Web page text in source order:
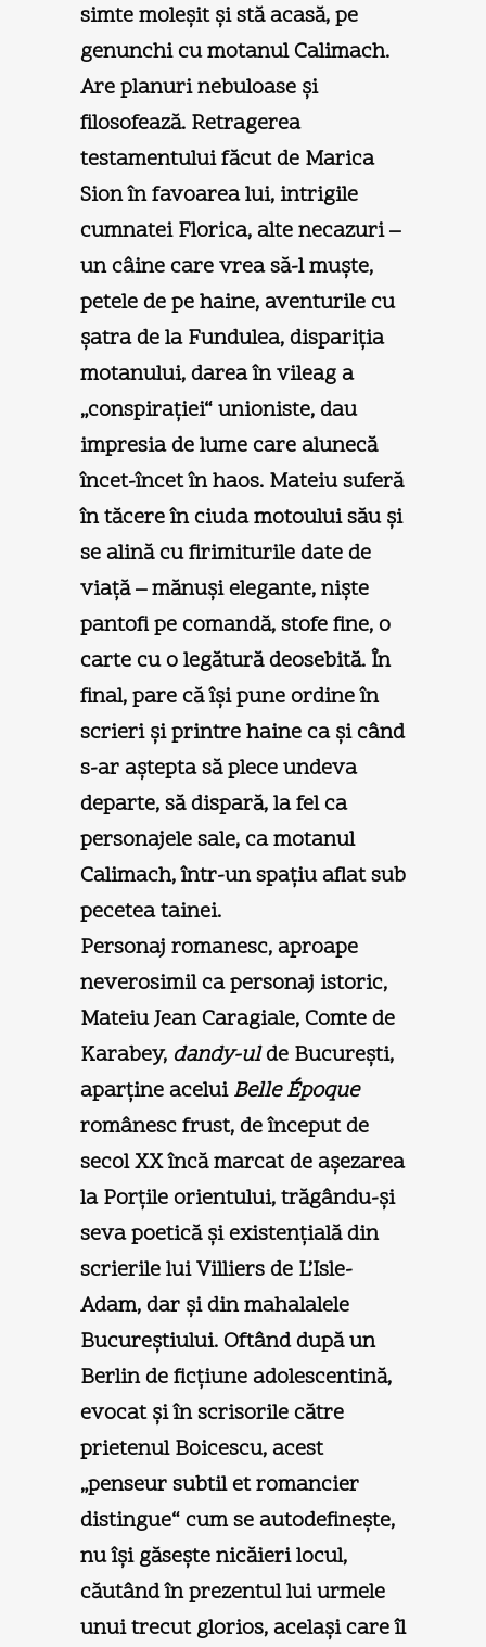
simte moleşit şi stă acasă, pe
genunchi cu motanul Calimach.
Are planuri nebuloase şi
filosofează. Retragerea
testamentului făcut de Marica
Sion în favoarea lui, intrigile
cumnatei Florica, alte necazuri –
un câine care vrea să-l muşte,
petele de pe haine, aventurile cu
şatra de la Fundulea, dispariţia
motanului, darea în vileag a
„conspiraţiei“ unioniste, dau
impresia de lume care alunecă
încet-încet în haos. Mateiu suferă
în tăcere în ciuda motoului său şi
se alină cu firimiturile date de
viaţă – mănuşi elegante, nişte
pantofi pe comandă, stofe fine, o
carte cu o legătură deosebită. În
final, pare că îşi pune ordine în
scrieri şi printre haine ca şi când
s-ar aştepta să plece undeva
departe, să dispară, la fel ca
personajele sale, ca motanul
Calimach, într-un spaţiu aflat sub
pecetea tainei.
Personaj romanesc, aproape
neverosimil ca personaj istoric,
Mateiu Jean Caragiale, Comte de
Karabey, dandy-ulde Bucureşti,
aparţine aceluiBelle Époque
românesc frust, de început de
secol XX încă marcat de aşezarea
la Porţile orientului, trăgându-şi
seva poetică şi existenţială din
scrierile lui Villiers de L’Isle-
Adam, dar şi din mahalalele
Bucureştiului. Oftând după un
Berlin de ficţiune adolescentină,
evocat şi în scrisorile către
prietenul Boicescu, acest
„penseur subtil et romancier
distingue“ cum se autodefineşte,
nu îşi găseşte nicăieri locul,
căutând în prezentul lui urmele
unui trecut glorios, acelaşi care îl